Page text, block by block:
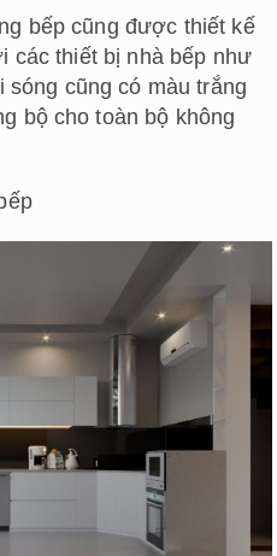
bếp cũng được thiết kế
các thiết bị nhà bếp như
cũng có màu trắng
bộ cho toàn bộ không